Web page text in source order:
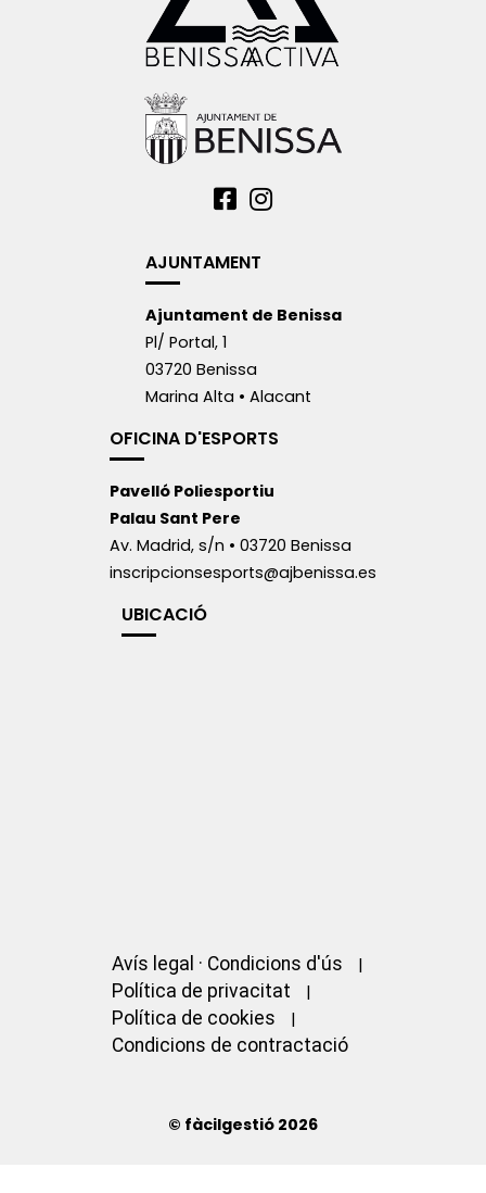
AJUNTAMENT
Ajuntament de Benissa
Pl/ Portal, 1
03720 Benissa
Marina Alta • Alacant
OFICINA D'ESPORTS
Pavelló Poliesportiu
Palau Sant Pere
Av. Madrid, s/n • 03720 Benissa
inscripcionsesports@ajbenissa.es
UBICACIÓ
Avís legal · Condicions d'ús
Política de privacitat
Política de cookies
Condicions de contractació
© fàcilgestió 2026